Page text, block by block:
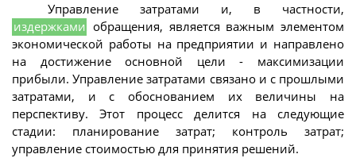
Управление затратами и, в частности,
издержками обращения, является важным элементом
экономической работы на предприятии и направлено
на достижение основной цели - максимизации
прибыли. Управление затратами связано и с прошлыми
затратами, и с обоснованием их величины на
перспективу. Этот процесс делится на следующие
стадии: планирование затрат; контроль затрат;
управление стоимостью для принятия решений.